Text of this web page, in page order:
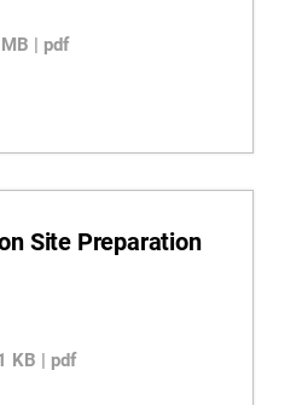
| pdf
Site Preparation
KB | pdf